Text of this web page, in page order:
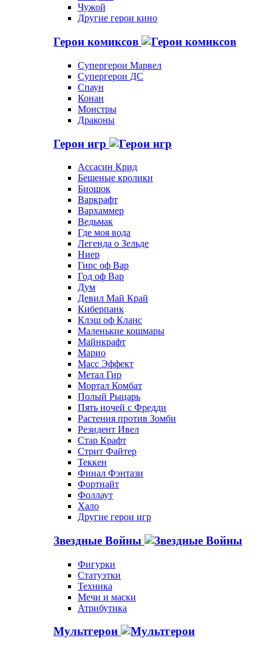
Чужой
Другие герои кино
Герои комиксов
Супергерои Марвел
Супергерои ДС
Спаун
Конан
Монстры
Драконы
Герои игр
Ассасин Крид
Бешеные кролики
Биошок
Варкрафт
Вархаммер
Ведьмак
Где моя вода
Легенда о Зельде
Ниер
Гирс оф Вар
Год оф Вар
Дум
Девил Май Край
Киберпанк
Клэш оф Кланс
Маленькие кошмары
Майнкрафт
Марио
Масс Эффект
Метал Гир
Мортал Комбат
Полый Рыцарь
Пять ночей с Фредди
Растения против Зомби
Резидент Ивел
Стар Крафт
Стрит Файтер
Теккен
Финал Фэнтази
Фортнайт
Фоллаут
Хало
Другие герои игр
Звездные Войны
Фигурки
Статуэтки
Техника
Мечи и маски
Атрибутика
Мультгерои